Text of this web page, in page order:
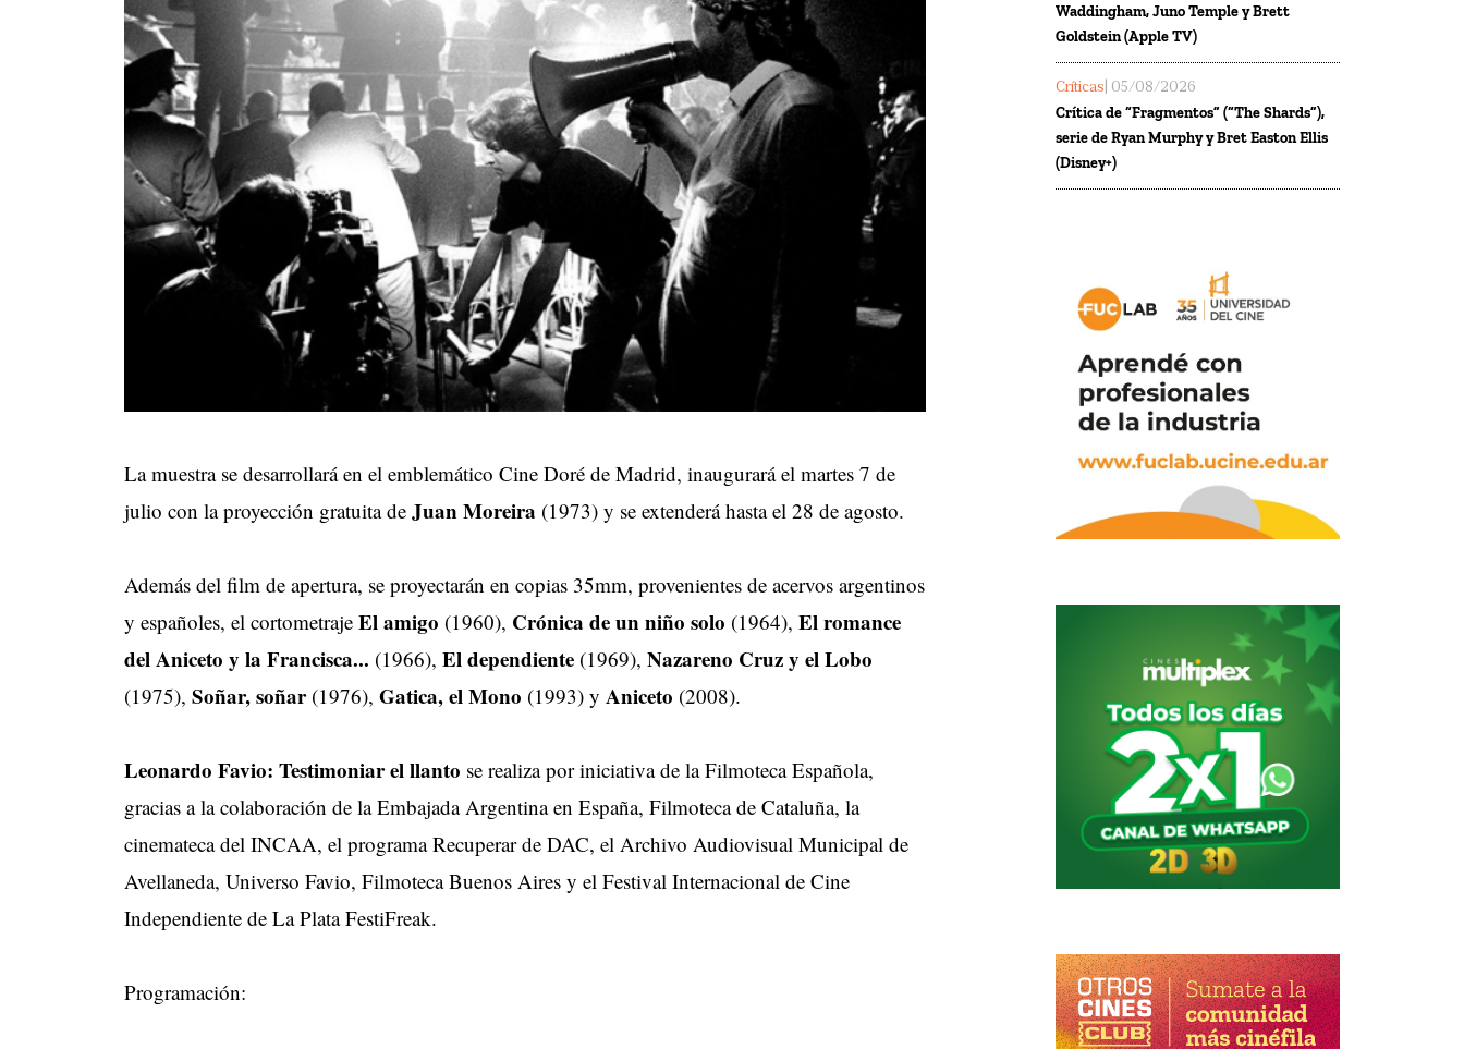
La muestra se desarrollará en el emblemático Cine Doré de Madrid, inaugurará el martes 7 de
julio con la proyección gratuita de Juan Moreira (1973) y se extenderá hasta el 28 de agosto.
Además del film de apertura, se proyectarán en copias 35mm, provenientes de acervos argentinos
y españoles, el cortometraje El amigo (1960), Crónica de un niño solo (1964), El romance
del Aniceto y la Francisca... (1966), El dependiente (1969), Nazareno Cruz y el Lobo
(1975), Soñar, soñar (1976), Gatica, el Mono (1993) y Aniceto (2008).
Leonardo Favio: Testimoniar el llanto se realiza por iniciativa de la Filmoteca Española,
gracias a la colaboración de la Embajada Argentina en España, Filmoteca de Cataluña, la
cinemateca del INCAA, el programa Recuperar de DAC, el Archivo Audiovisual Municipal de
Avellaneda, Universo Favio, Filmoteca Buenos Aires y el Festival Internacional de Cine
Independiente de La Plata FestiFreak.
Programación:
Waddingham, Juno Temple y Brett
Goldstein (Apple TV)
Críticas | 05/08/2026
Crítica de “Fragmentos” (“The Shards”),
serie de Ryan Murphy y Bret Easton Ellis
(Disney+)